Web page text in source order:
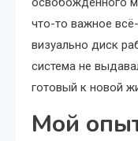
что-то важное
визуально диск
система не
готовый к новой
Мой